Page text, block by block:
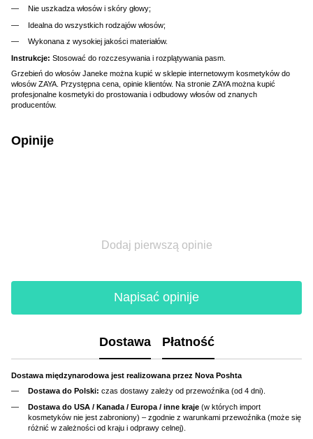
Nie uszkadza włosów i skóry głowy;
Idealna do wszystkich rodzajów włosów;
Wykonana z wysokiej jakości materiałów.
Instrukcje: Stosować do rozczesywania i rozplątywania pasm.
Grzebień do włosów Janeke można kupić w sklepie internetowym kosmetyków do
włosów ZAYA. Przystępna cena, opinie klientów. Na stronie ZAYA można kupić
profesjonalne kosmetyki do prostowania i odbudowy włosów od znanych
producentów.
Opinije
Dodaj pierwszą opinie
Napisać opinije
Dostawa Płatność
Dostawa międzynarodowa jest realizowana przez Nova Poshta
Dostawa do Polski: czas dostawy zależy od przewoźnika (od 4 dni).
Dostawa do USA / Kanada / Europa / inne kraje (w których import
kosmetyków nie jest zabroniony) – zgodnie z warunkami przewoźnika (może się
różnić w zależności od kraju i odprawy celnej).